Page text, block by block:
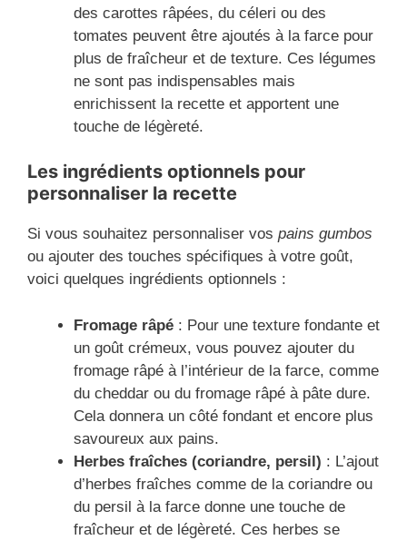
des carottes râpées, du céleri ou des
tomates peuvent être ajoutés à la farce pour
plus de fraîcheur et de texture. Ces légumes
ne sont pas indispensables mais
enrichissent la recette et apportent une
touche de légèreté.
Les ingrédients optionnels pour
personnaliser la recette
Si vous souhaitez personnaliser vos pains gumbos
ou ajouter des touches spécifiques à votre goût,
voici quelques ingrédients optionnels :
Fromage râpé : Pour une texture fondante et
un goût crémeux, vous pouvez ajouter du
fromage râpé à l’intérieur de la farce, comme
du cheddar ou du fromage râpé à pâte dure.
Cela donnera un côté fondant et encore plus
savoureux aux pains.
Herbes fraîches (coriandre, persil) : L’ajout
d’herbes fraîches comme de la coriandre ou
du persil à la farce donne une touche de
fraîcheur et de légèreté. Ces herbes se